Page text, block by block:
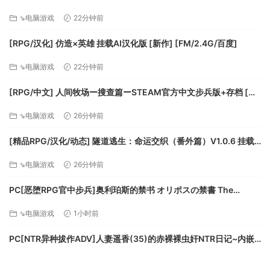
⇘电脑游戏 22分钟前
[RPG/汉化] 仿造×英雄 挂载AI汉化版 [新作] [FM/2.4G/百度]
⇘电脑游戏 22分钟前
[RPG/中文] 人间牧场ー搜查篇ーSTEAM官方中文步兵版+存档 [新
⇘电脑游戏 26分钟前
[精品RPG/汉化/动态] 隧道逃生：命运交织（番外篇）V1.0.6 挂载
⇘电脑游戏 26分钟前
PC[恶堕RPG官中步兵]奥利珀斯的禁书 オリポスの禁書 The
雷/UC
⇘电脑游戏 1小时前
PC[NTR异种拔作ADV]人妻遥香(35)的赤裸裸虫奸NTR日记~内嵌